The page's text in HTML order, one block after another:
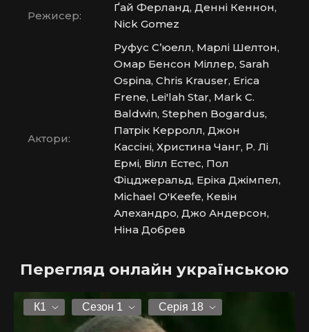
Режисер:
Ґай Ферланд, Денні Кеннон,
Nick Gomez
Актори:
Руфус С’юелл, Марлі Шелтон,
Омар Бенсон Міллер, Sarah
Ospina, Chris Krauser, Erica
Frene, Lei'lah Star, Mark C.
Baldwin, Stephen Bogardus,
Патрік Керролл, Джон
Кассіні, Христина Чанг, Р. Лі
Ермі, Вілл Естес, Пол
Фіцджеральд, Еріка Джімпел,
Michael O'Keefe, Кевін
Алехандро, Джо Андерсон,
Ніна Добрев
Перегляд онлайн українською